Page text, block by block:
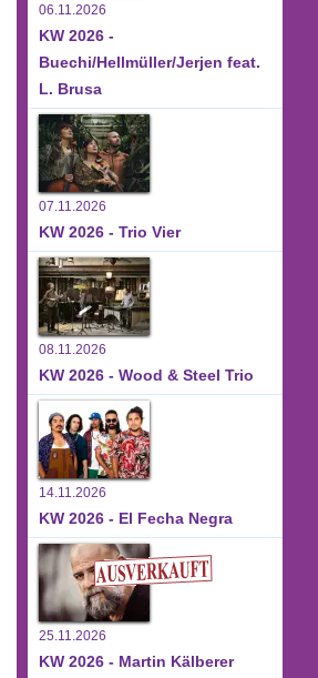
06.11.2026
KW 2026 -
Buechi/Hellmüller/Jerjen feat.
L. Brusa
07.11.2026
KW 2026 - Trio Vier
08.11.2026
KW 2026 - Wood & Steel Trio
14.11.2026
KW 2026 - El Fecha Negra
25.11.2026
KW 2026 - Martin Kälberer